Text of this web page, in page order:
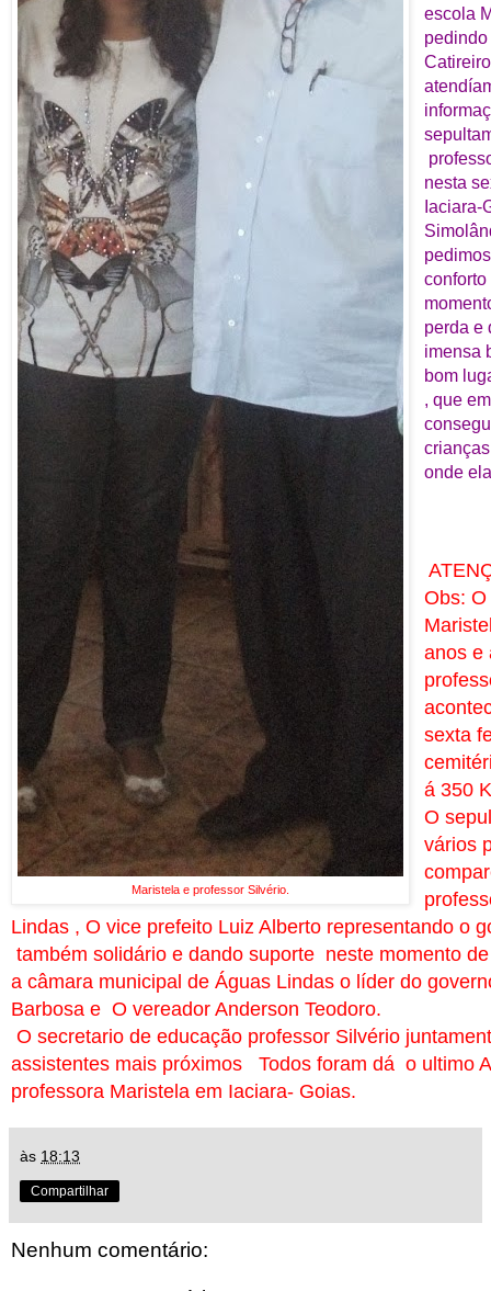
Maristela e professor Silvério.
escola
nesta
Iaciara-
perda e
imensa
bom
, que
onde
Obs:
anos e
sexta
á 350
O
vários
Lindas , O vice prefeito Luiz Alberto representando o
também solidário e dando suporte neste momento
a câmara municipal de Águas Lindas o líder do
Barbosa e O vereador Anderson Teodoro.
O secretario de educação professor Silvério
assistentes mais próximos Todos foram dá o ultimo
professora Maristela em Iaciara- Goias.
às 18:13
Compartilhar
Nenhum comentário: